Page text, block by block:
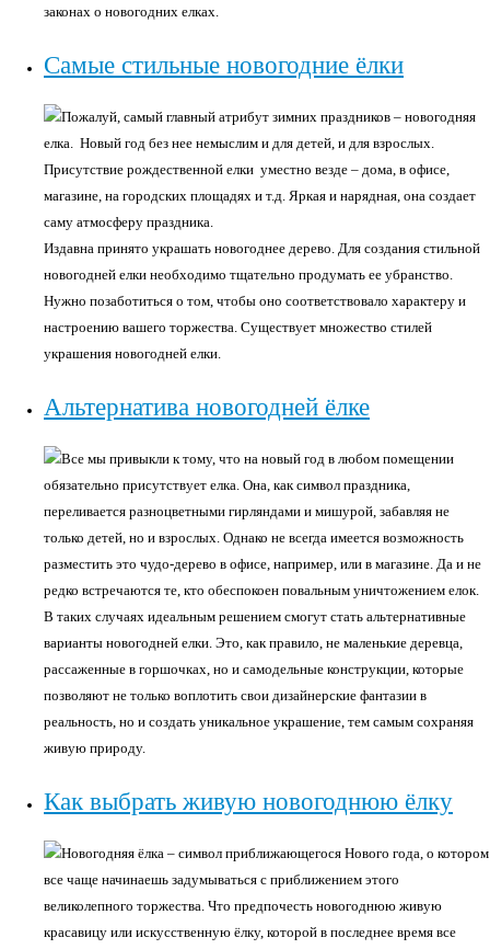
законах о новогодних елках.
Самые стильные новогодние ёлки
Пожалуй, самый главный атрибут зимних праздников – новогодняя
елка. Новый год без нее немыслим и для детей, и для взрослых.
Присутствие рождественной елки уместно везде – дома, в офисе,
магазине, на городских площадях и т.д. Яркая и нарядная, она создает
саму атмосферу праздника.
Издавна принято украшать новогоднее дерево. Для создания стильной
новогодней елки необходимо тщательно продумать ее убранство.
Нужно позаботиться о том, чтобы оно соответствовало характеру и
настроению вашего торжества. Существует множество стилей
украшения новогодней елки.
Альтернатива новогодней ёлке
Все мы привыкли к тому, что на новый год в любом помещении
обязательно присутствует елка. Она, как символ праздника,
переливается разноцветными гирляндами и мишурой, забавляя не
только детей, но и взрослых. Однако не всегда имеется возможность
разместить это чудо-дерево в офисе, например, или в магазине. Да и не
редко встречаются те, кто обеспокоен повальным уничтожением елок.
В таких случаях идеальным решением смогут стать альтернативные
варианты новогодней елки. Это, как правило, не маленькие деревца,
рассаженные в горшочках, но и самодельные конструкции, которые
позволяют не только воплотить свои дизайнерские фантазии в
реальность, но и создать уникальное украшение, тем самым сохраняя
живую природу.
Как выбрать живую новогоднюю ёлку
Новогодняя ёлка – символ приближающегося Нового года, о котором
все чаще начинаешь задумываться с приближением этого
великолепного торжества. Что предпочесть новогоднюю живую
красавицу или искусственную ёлку, которой в последнее время все